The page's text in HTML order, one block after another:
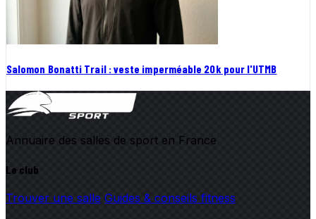
Salomon Bonatti Trail : veste imperméable 20k pour l'UTMB
Annuaire des salles de sport en France
Le club
Trouver une salle Guides & conseils fitness